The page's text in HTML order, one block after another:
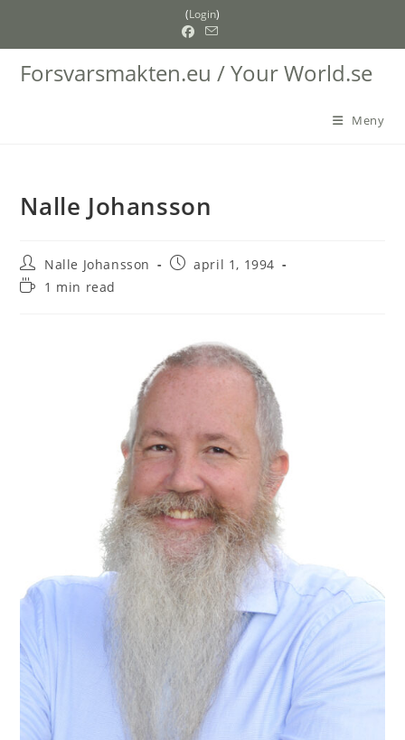
(Login)
Forsvarsmakten.eu / Your World.se
Meny
Nalle Johansson
Inläggsförfattare:
Nalle Johansson
Inlägget
april 1, 1994
Lästid:1 min read